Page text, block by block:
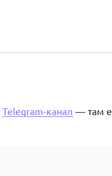
Telegram-канал — там